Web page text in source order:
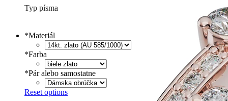
Typ písma
*Materiál
*Farba
*Pár alebo samostatne
Reset options